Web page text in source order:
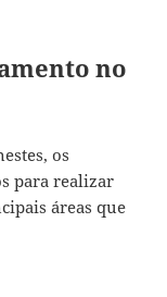
no
os
para realizar
áreas que